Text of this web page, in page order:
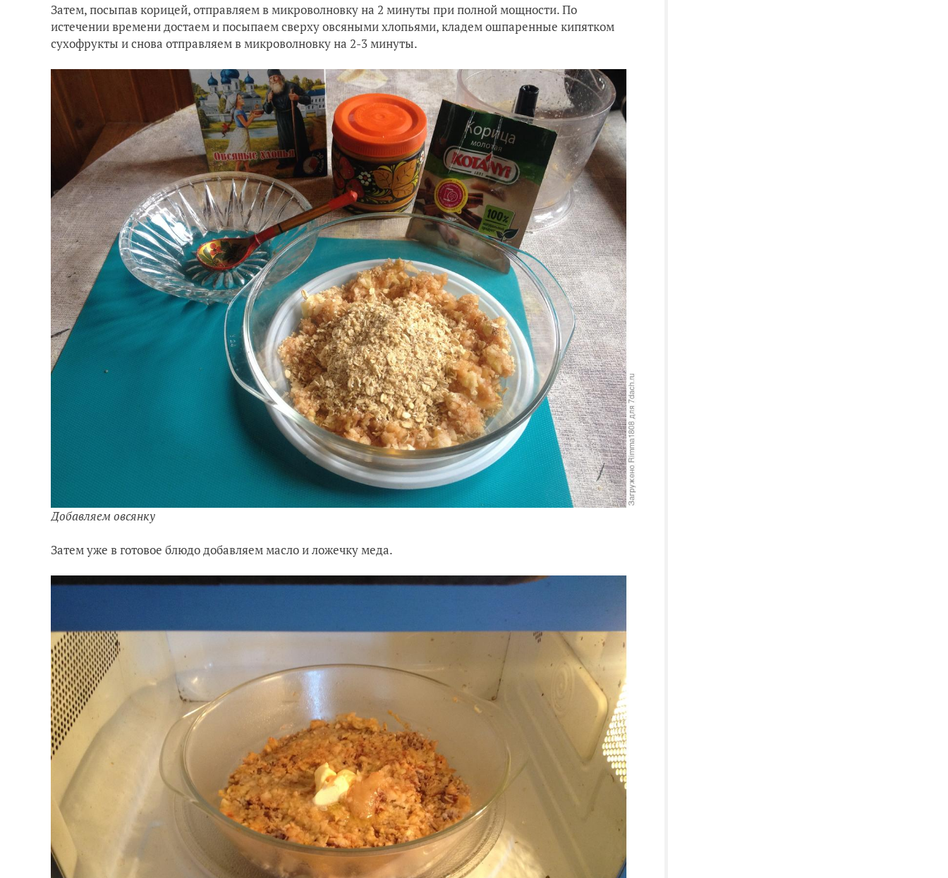
Затем, посыпав корицей, отправляем в микроволновку на 2 минуты при полной мощности. По
истечении времени достаем и посыпаем сверху овсяными хлопьями, кладем ошпаренные кипятком
сухофрукты и снова отправляем в микроволновку на 2-3 минуты.
Добавляем овсянку
Затем уже в готовое блюдо добавляем масло и ложечку меда.